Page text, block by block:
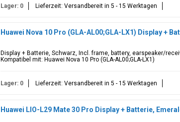
Lager: 0 Lieferzeit: Versandbereit in 5 - 15 Werktagen
Huawei Nova 10 Pro (GLA-AL00;GLA-LX1) Display +
Display + Batterie, Schwarz, Incl. frame, battery, earspeaker/
Kompatibel mit: Huawei Nova 10 Pro (GLA-AL00;GLA-LX1)
Lager: 0 Lieferzeit: Versandbereit in 5 - 15 Werktagen
Huawei LIO-L29 Mate 30 Pro Display + Batterie,